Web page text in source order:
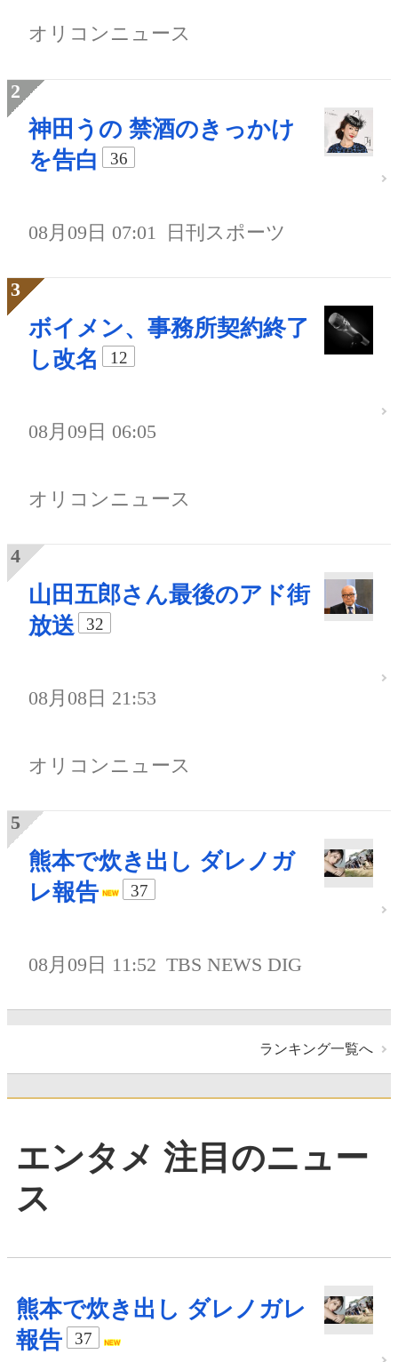
オリコンニュース
神田うの 禁酒のきっかけ
を告白
36
08月09日 07:01 日刊スポーツ
ボイメン、事務所契約終了
し改名
12
08月09日 06:05
オリコンニュース
山田五郎さん最後のアド街
放送
32
08月08日 21:53
オリコンニュース
熊本で炊き出し ダレノガ
レ報告
37
08月09日 11:52 TBS NEWS DIG
ランキング一覧へ
エンタメ 注目のニュー
ス
熊本で炊き出し ダレノガレ
報告
37